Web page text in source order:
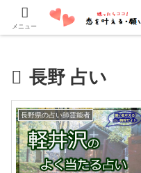
口コミでよく当たると評判
長野 占い
長野県の占い師霊能者
メニュー